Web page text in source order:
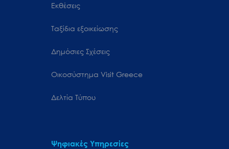
Εκθέσεις
Ταξίδια εξοικείωσης
Δημόσιες Σχέσεις
Oικοσύστημα Visit Greece
Δελτία Τύπου
Ψηφιακές Υπηρεσίες